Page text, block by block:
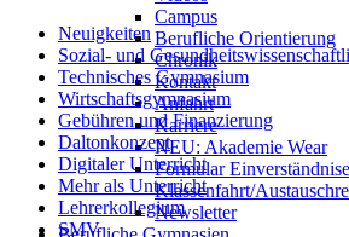
Campus
Berufliche Orientierung
Chronik
Kontakt
Anfahrt
Karriere
NEU: Akademie Wear
Formular
Klassenfahrt/
Newsletter
Neuigkeiten
Sozial- und
Technisches Gymnasium
Wirtschaftsgymnasium
Gebühren und Finanzierung
Daltonkonzept
Digitaler Unterricht
Mehr als Unterricht
Lehrerkollegium
SMV